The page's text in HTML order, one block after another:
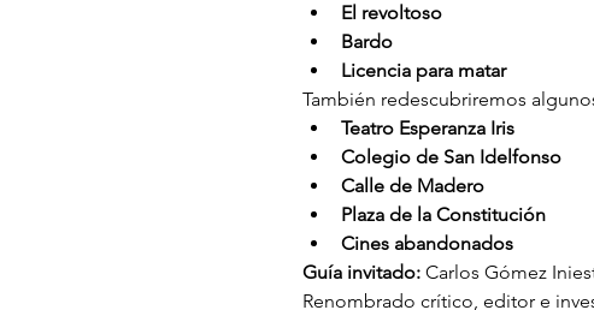
El revoltoso
Bardo
Licencia para matar
También redescubriremos
Teatro Esperanza Iris
Colegio de San Idelfonso
Calle de Madero
Plaza de la Constitución
Cines abandonados
Guía invitado: Carlos Gómez
Renombrado crítico, editor e